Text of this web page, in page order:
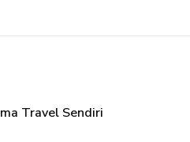
Travel Sendiri